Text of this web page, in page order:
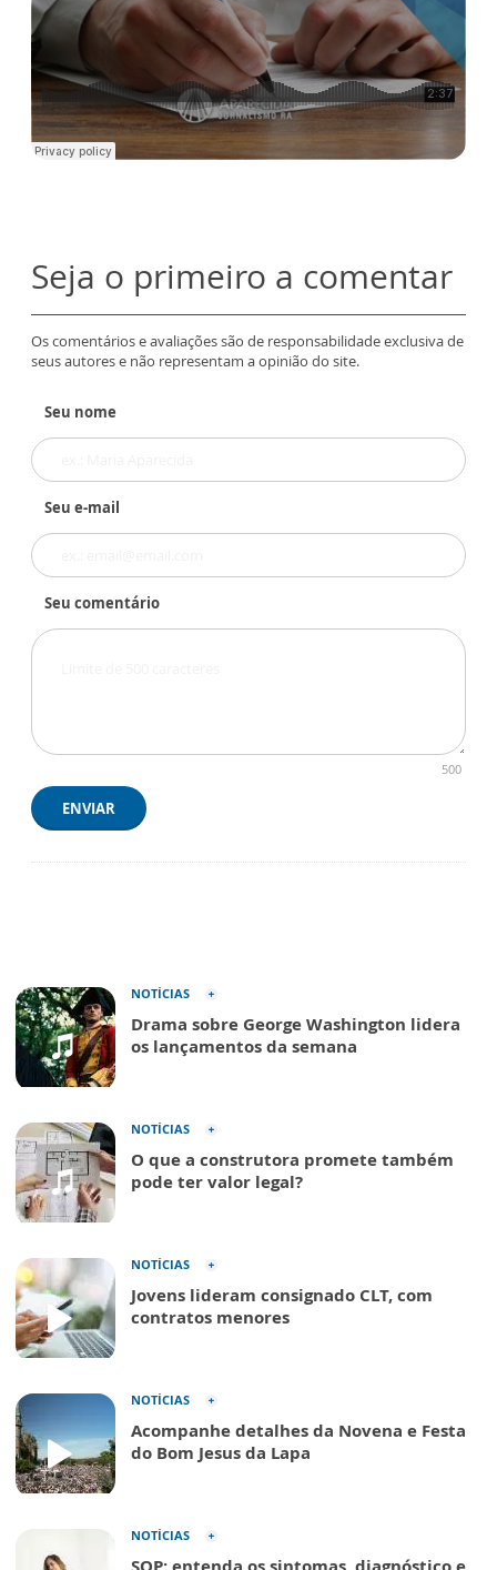
Seja o primeiro a comentar
Os comentários e avaliações são de responsabilidade exclusiva de
seus autores e não representam a opinião do site.
Seu nome
Seu e-mail
Seu comentário
500
ENVIAR
NOTÍCIAS
Drama sobre George Washington lidera
os lançamentos da semana
NOTÍCIAS
O que a construtora promete também
pode ter valor legal?
NOTÍCIAS
Jovens lideram consignado CLT, com
contratos menores
NOTÍCIAS
Acompanhe detalhes da Novena e Festa
do Bom Jesus da Lapa
NOTÍCIAS
SOP: entenda os sintomas, diagnóstico e